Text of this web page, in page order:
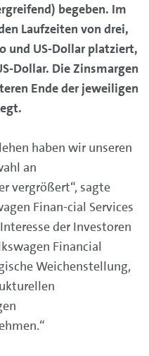
begeben. Im
Laufzeiten von drei,
und US-Dollar platziert,
Dollar. Die Zinsmargen
Ende der jeweiligen
haben wir unseren
an
vergrößert“, sagte
Finan-cial Services
der Investoren
Financial
Weichenstellung,